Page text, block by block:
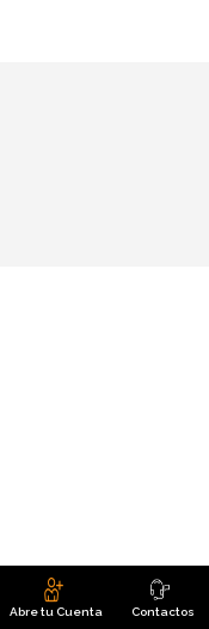
Abre tu Cuenta Contactos